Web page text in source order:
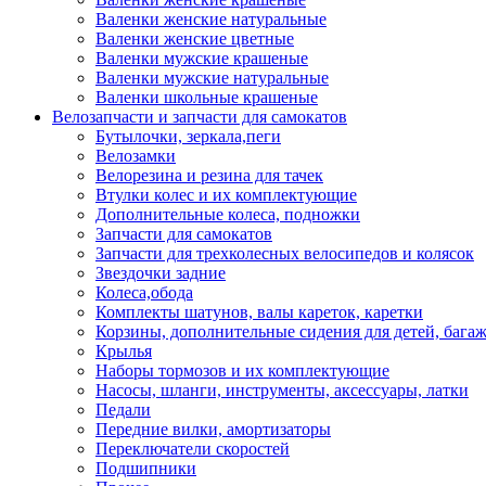
Валенки женские натуральные
Валенки женские цветные
Валенки мужские крашеные
Валенки мужские натуральные
Валенки школьные крашеные
Велозапчасти и запчасти для самокатов
Бутылочки, зеркала,пеги
Велозамки
Велорезина и резина для тачек
Втулки колес и их комплектующие
Дополнительные колеса, подножки
Запчасти для самокатов
Запчасти для трехколесных велосипедов и колясок
Звездочки задние
Колеса,обода
Комплекты шатунов, валы кареток, каретки
Корзины, дополнительные сидения для детей,
Крылья
Наборы тормозов и их комплектующие
Насосы, шланги, инструменты, аксессуары, латки
Педали
Передние вилки, амортизаторы
Переключатели скоростей
Подшипники